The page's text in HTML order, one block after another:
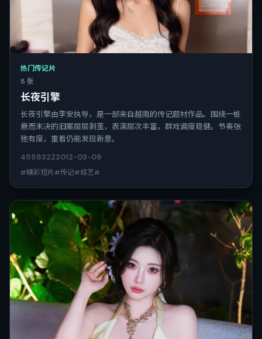
热门传记片
8 张
长夜引擎
长夜引擎由李安执导，是一部来自越南的传记题材作品。围绕一桩
悬而未决的旧案层层剥茧，表演层次丰富，群戏调度稳健。节奏张
弛有度，重看仍能发现新意。
45583222012-03-09
#精彩短片#传记#综艺#